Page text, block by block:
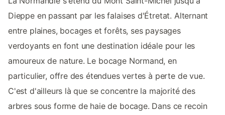
Dieppe en passant par les falaises d'Étretat. Alternant
entre plaines, bocages et forêts, ses paysages
verdoyants en font une destination idéale pour les
amoureux de nature. Le bocage Normand, en
particulier, offre des étendues vertes à perte de vue.
C'est d'ailleurs là que se concentre la majorité des
arbres sous forme de haie de bocage. Dans ce recoin